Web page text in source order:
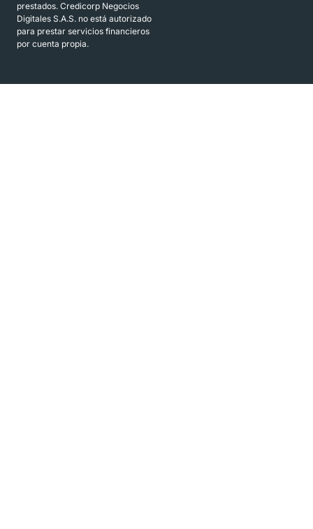
prestados. Credicorp Negocios
Digitales S.A.S. no está autorizado
para prestar servicios financieros
por cuenta propia.